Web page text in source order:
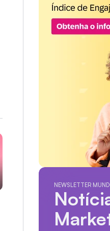
NEWSLETTER